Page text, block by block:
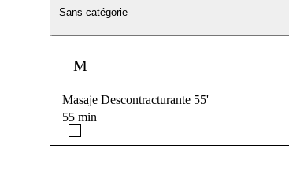
Sans catégorie
M
Masaje Descontracturante 55'
55 min